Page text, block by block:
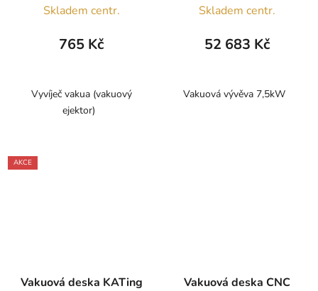
Skladem centr.
765 Kč
Vyvíječ vakua (vakuový
ejektor)
Skladem centr.
52 683 Kč
Vakuová vývěva 7,5kW
AKCE
Vakuová deska KATing
Vakuová deska CNC